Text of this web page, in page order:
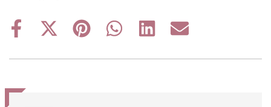
Share
Share
(Twitter)
Share
Share
Share
Share